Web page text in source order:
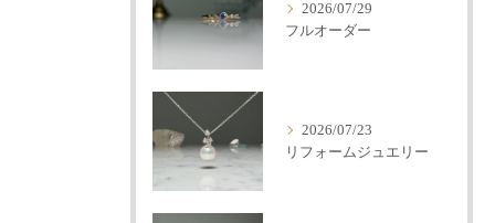
2026/07/29
フルオーダー
2026/07/23
リフォームジュエリー